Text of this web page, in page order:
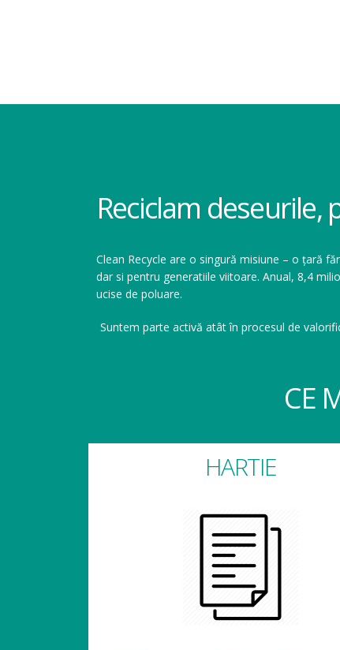
Reciclam
Clean Recycle are o singură misiune – o țară
dar si pentru generatiile viitoare. Anual, 8,4
ucise de poluare.
Suntem parte activă atât în procesul de
CE
HARTIE